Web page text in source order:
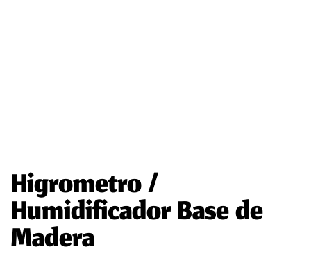
Higrometro /
Humidificador Base de
Madera